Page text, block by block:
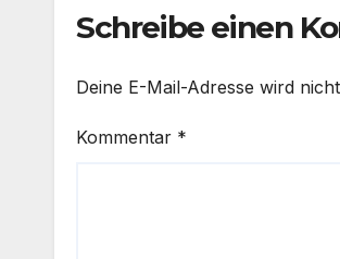
Schreibe einen
Deine E-Mail-Adresse wird
Kommentar *